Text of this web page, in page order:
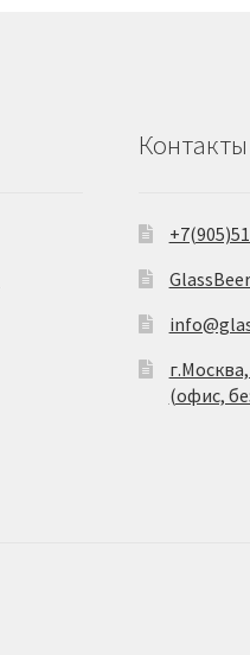
Контакты
(офис,